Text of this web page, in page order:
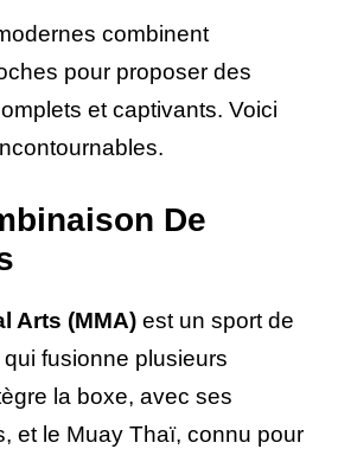
combinent
pour proposer des
et captivants. Voici
De
Arts (MMA) est un sport de
fusionne plusieurs
la boxe, avec ses
et le Muay Thaï, connu pour